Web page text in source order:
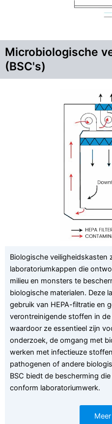
Microbiologische
(BSC's)
Biologische veiligheidskasten
laboratoriumkappen die
milieu en monsters te
biologische materialen. Deze
gebruik van HEPA-filtratie en
verontreinigende stoffen in
waardoor ze essentieel zijn
onderzoek, de omgang met
werken met infectieuze
pathogenen of andere
BSC biedt de bescherming
conform laboratoriumwerk.